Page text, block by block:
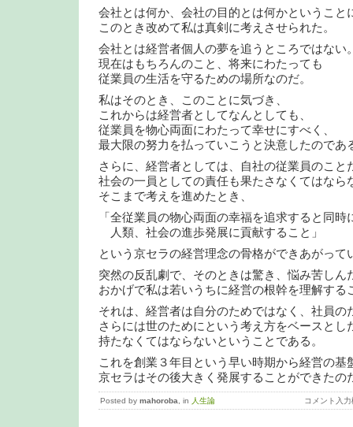
会社とは何か、会社の目的とは何かということ
このとき改めて私は真剣に考えさせられた。
会社とは経営者個人の夢を追うところではない
現在はもちろんのこと、将来にわたっても
従業員の生活を守るための場所なのだ。
私はそのとき、このことに気づき、
これからは経営者としてなんとしても、
従業員を物心両面にわたって幸せにすべく、
最大限の努力を払っていこうと決意したのであ
さらに、経営者としては、自社の従業員のこと
社会の一員としての責任も果たさなくてはなら
そこまで考えを進めたとき、
「全従業員の物心両面の幸福を追求すると同時
人類、社会の進歩発展に貢献すること」
という京セラの経営理念の骨格ができあがって
突然の反乱劇で、そのときは驚き、悩み苦しん
おかげで私は若いうちに経営の根幹を理解する
それは、経営者は自分のためではなく、社員の
さらには世のためにという考え方をベースとし
持たなくてはならないということである。
これを創業３年目という早い時期から経営の基
京セラはその後大きく発展することができたの
Posted by mahoroba , in 人生論 コメント入力